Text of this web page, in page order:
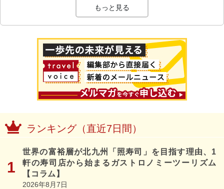
もっと見る
ランキング（直近7日間）
世界の富裕層が北九州「照寿司」を目指す理由、1
軒の寿司店から始まるガストロノミーツーリズム
【コラム】
2026年8月7日